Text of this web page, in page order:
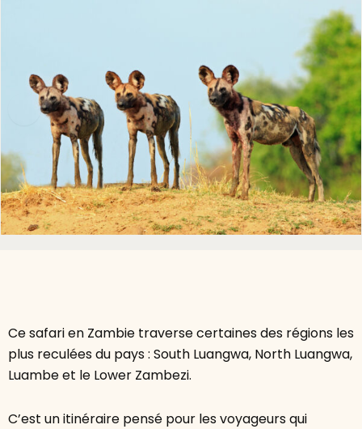
❯
Ce safari en Zambie traverse certaines des régions les
plus reculées du pays : South Luangwa, North Luangwa,
Luambe et le Lower Zambezi.
C’est un itinéraire pensé pour les voyageurs qui